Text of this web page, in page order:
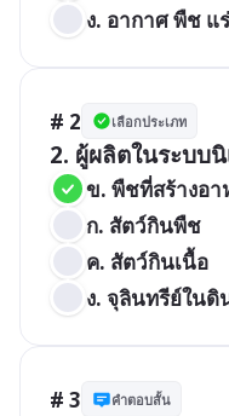
ง. อากาศ พืช แ
# 2 เลือกประเภท
2. ผู้ผลิตในระบบ
ข. พืชที่สร้างอา
ก. สัตว์กินพืช
ค. สัตว์กินเนื้อ
ง. จุลินทรีย์ในดิ
# 3 คำตอบสั้น